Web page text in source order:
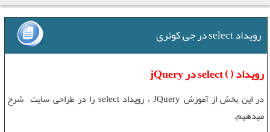
رویداد select در جی کوئری
رویداد ( ) select در jQuery
در این بخش ازآموزش JQuery ، رویداد select را در طراحی سایتشرح
میدهیم.